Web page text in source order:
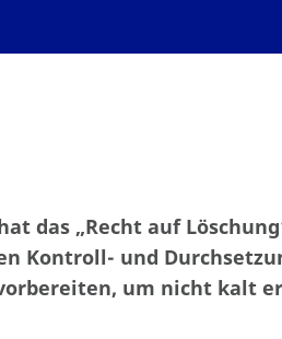
das „Recht auf
Kontroll- und
um nicht kalt